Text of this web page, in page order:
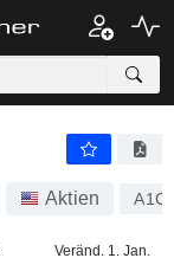
Aktien
Veränd. 1. Jan.